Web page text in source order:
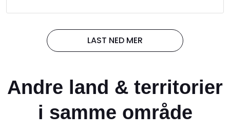
LAST NED MER
Andre land & territorier
i samme område